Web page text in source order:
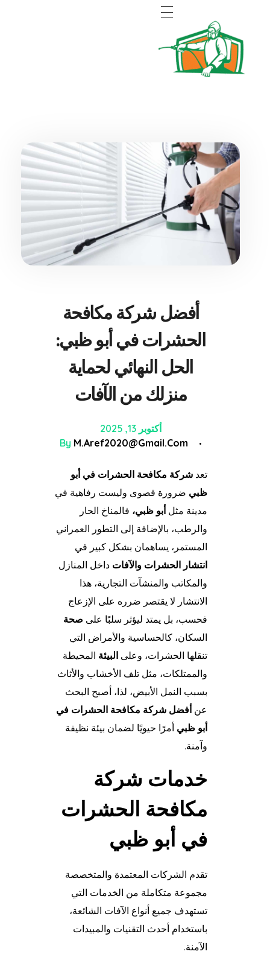
أفضل شركة مكافحة
الحشرات في أبو ظبي:
الحل النهائي لحماية
منزلك من الآفات
أكتوبر 13, 2025
By M.aref2020@gmail.com
تعدشركة مكافحة الحشرات في أبو
ظبي ضرورة قصوى وليست رفاهية في
مدينة مثلأبو ظبي، فالمناخ الحار
والرطب، بالإضافة إلى التطور العمراني
المستمر، يساهمان بشكل كبير في
انتشار الحشرات والآفات داخل المنازل
والمكاتب والمنشآت التجارية، هذا
الانتشار لا يقتصر ضرره على الإزعاج
فحسب، بل يمتد ليؤثر سلبًا على صحة
السكان، كالحساسية والأمراض التي
تنقلها الحشرات، وعلىالبيئة المحيطة
والممتلكات، مثل تلف الأخشاب والأثاث
بسبب النمل الأبيض، لذا، أصبح البحث
عنأفضلشركة مكافحة الحشرات في
أبو ظبي أمرًا حيويًا لضمان بيئة نظيفة
وآمنة.
خدمات شركة
مكافحة الحشرات
في أبو ظبي
تقدم الشركات المعتمدة والمتخصصة
مجموعة متكاملة من الخدمات التي
تستهدف جميع أنواع الآفات الشائعة،
باستخدام أحدث التقنيات والمبيدات
الآمنة.